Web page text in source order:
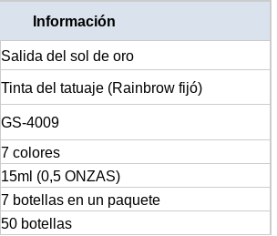
Información
Salida del sol de oro
Tinta del tatuaje (Rainbrow fijó)
GS-4009
7 colores
15ml (0,5 ONZAS)
7 botellas en un paquete
50 botellas